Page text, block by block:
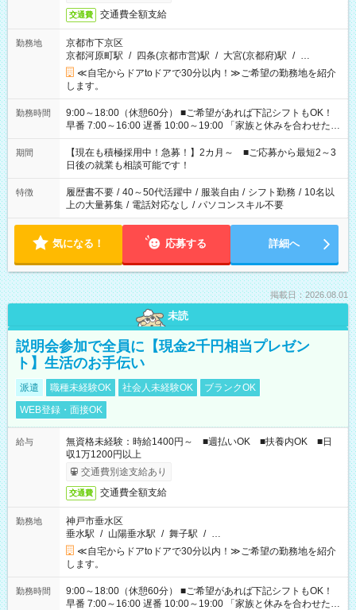
交通費 交通費全額支給
勤務地
京都市下京区
京都河原町駅 / 四条(京都市営)駅 / 大宮(京都府)駅 / …
≪自宅からドアtoドアで30分以内！≫ご希望の勤務地を紹介
します。
勤務時間
9:00～18:00（休憩60分） ■ご希望があれば下記シフトもOK！
早番 7:00～16:00 遅番 10:00～19:00 「家族と休みを合わせた
い」 「余裕を持って夕飯の準備がしたい」 「できれば残業はし
たくない」 など、ご希望を教えてくださいね。 ※Wワーク希望
の方へ 今ご覧のお仕事で希望する勤務時間と、もう1つのお仕事
の勤務時間。 合計で週40時間を超える場合は応募できません。
期間
【現在も積極採用中！急募！】2カ月～ ■ご応募から最短2～3
日後の就業も相談可能です！
特徴 履歴書不要 / 40～50代活躍中 / 服装自由 / シフト勤務 / 10名以
上の大量募集 / 電話対応なし / パソコンスキル不要
気になる！ 応募する 詳細へ
掲載日：2026.08.01
未読
説明会参加で全員に【現金2千円相当プレゼン
ト】生活のお手伝い
派遣 職種未経験OK 社会人未経験OK
ブランクOK
WEB登録・面接OK
給与
無資格未経験：時給1400円～ ■週払いOK ■扶養内OK ■日
収1万1200円以上
交通費別途支給あり
交通費 交通費全額支給
勤務地
神戸市垂水区
垂水駅 / 山陽垂水駅 / 舞子駅 / …
≪自宅からドアtoドアで30分以内！≫ご希望の勤務地を紹介
します。
勤務時間
9:00～18:00（休憩60分） ■ご希望があれば下記シフトもOK！
早番 7:00～16:00 遅番 10:00～19:00 「家族と休みを合わせた